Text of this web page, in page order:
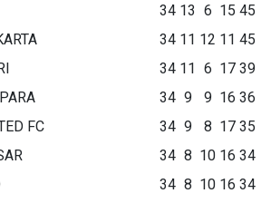
34 13 6 15 45
34 11 12 11 45
34 11 6 17 39
34 9 9 16 36
FC 34 9 8 17 35
34 8 10 16 34
34 8 10 16 34